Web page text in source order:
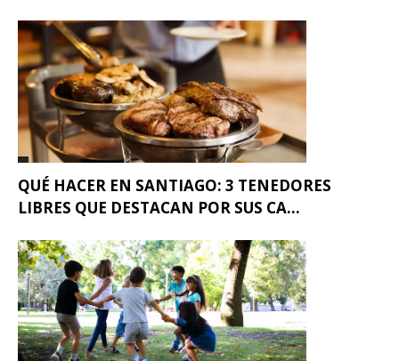
QUÉ HACER EN SANTIAGO: 3 TENEDORES
LIBRES QUE DESTACAN POR SUS CA...